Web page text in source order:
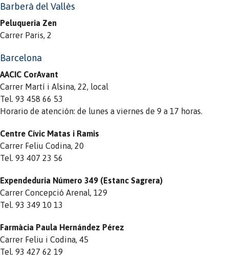
Barberà del Vallès
Peluqueria Zen
Carrer Paris, 2
Barcelona
AACIC CorAvant
Carrer Martí i Alsina, 22, local
Tel. 93 458 66 53
Horario de atención: de lunes a viernes de 9 a 17 horas.
Centre Cívic Matas i Ramis
Carrer Feliu Codina, 20
Tel. 93 407 23 56
Expendeduria Número 349 (Estanc Sagrera)
Carrer Concepció Arenal, 129
Tel. 93 349 10 13
Farmàcia Paula Hernández Pérez
Carrer Feliu i Codina, 45
Tel. 93 427 62 19